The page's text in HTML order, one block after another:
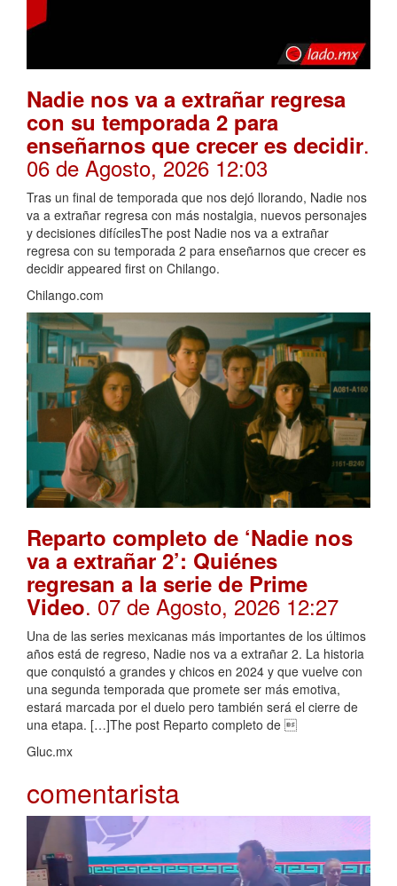
Nadie nos va a extrañar regresa
con su temporada 2 para
enseñarnos que crecer es decidir.
06 de Agosto, 2026 12:03
Tras un final de temporada que nos dejó llorando, Nadie nos
va a extrañar regresa con más nostalgia, nuevos personajes
y decisiones difícilesThe post Nadie nos va a extrañar
regresa con su temporada 2 para enseñarnos que crecer es
decidir appeared first on Chilango.
Chilango.com
Reparto completo de ‘Nadie nos
va a extrañar 2’: Quiénes
regresan a la serie de Prime
Video. 07 de Agosto, 2026 12:27
Una de las series mexicanas más importantes de los últimos
años está de regreso, Nadie nos va a extrañar 2. La historia
que conquistó a grandes y chicos en 2024 y que vuelve con
una segunda temporada que promete ser más emotiva,
estará marcada por el duelo pero también será el cierre de
una etapa. […]The post Reparto completo de 
Gluc.mx
comentarista